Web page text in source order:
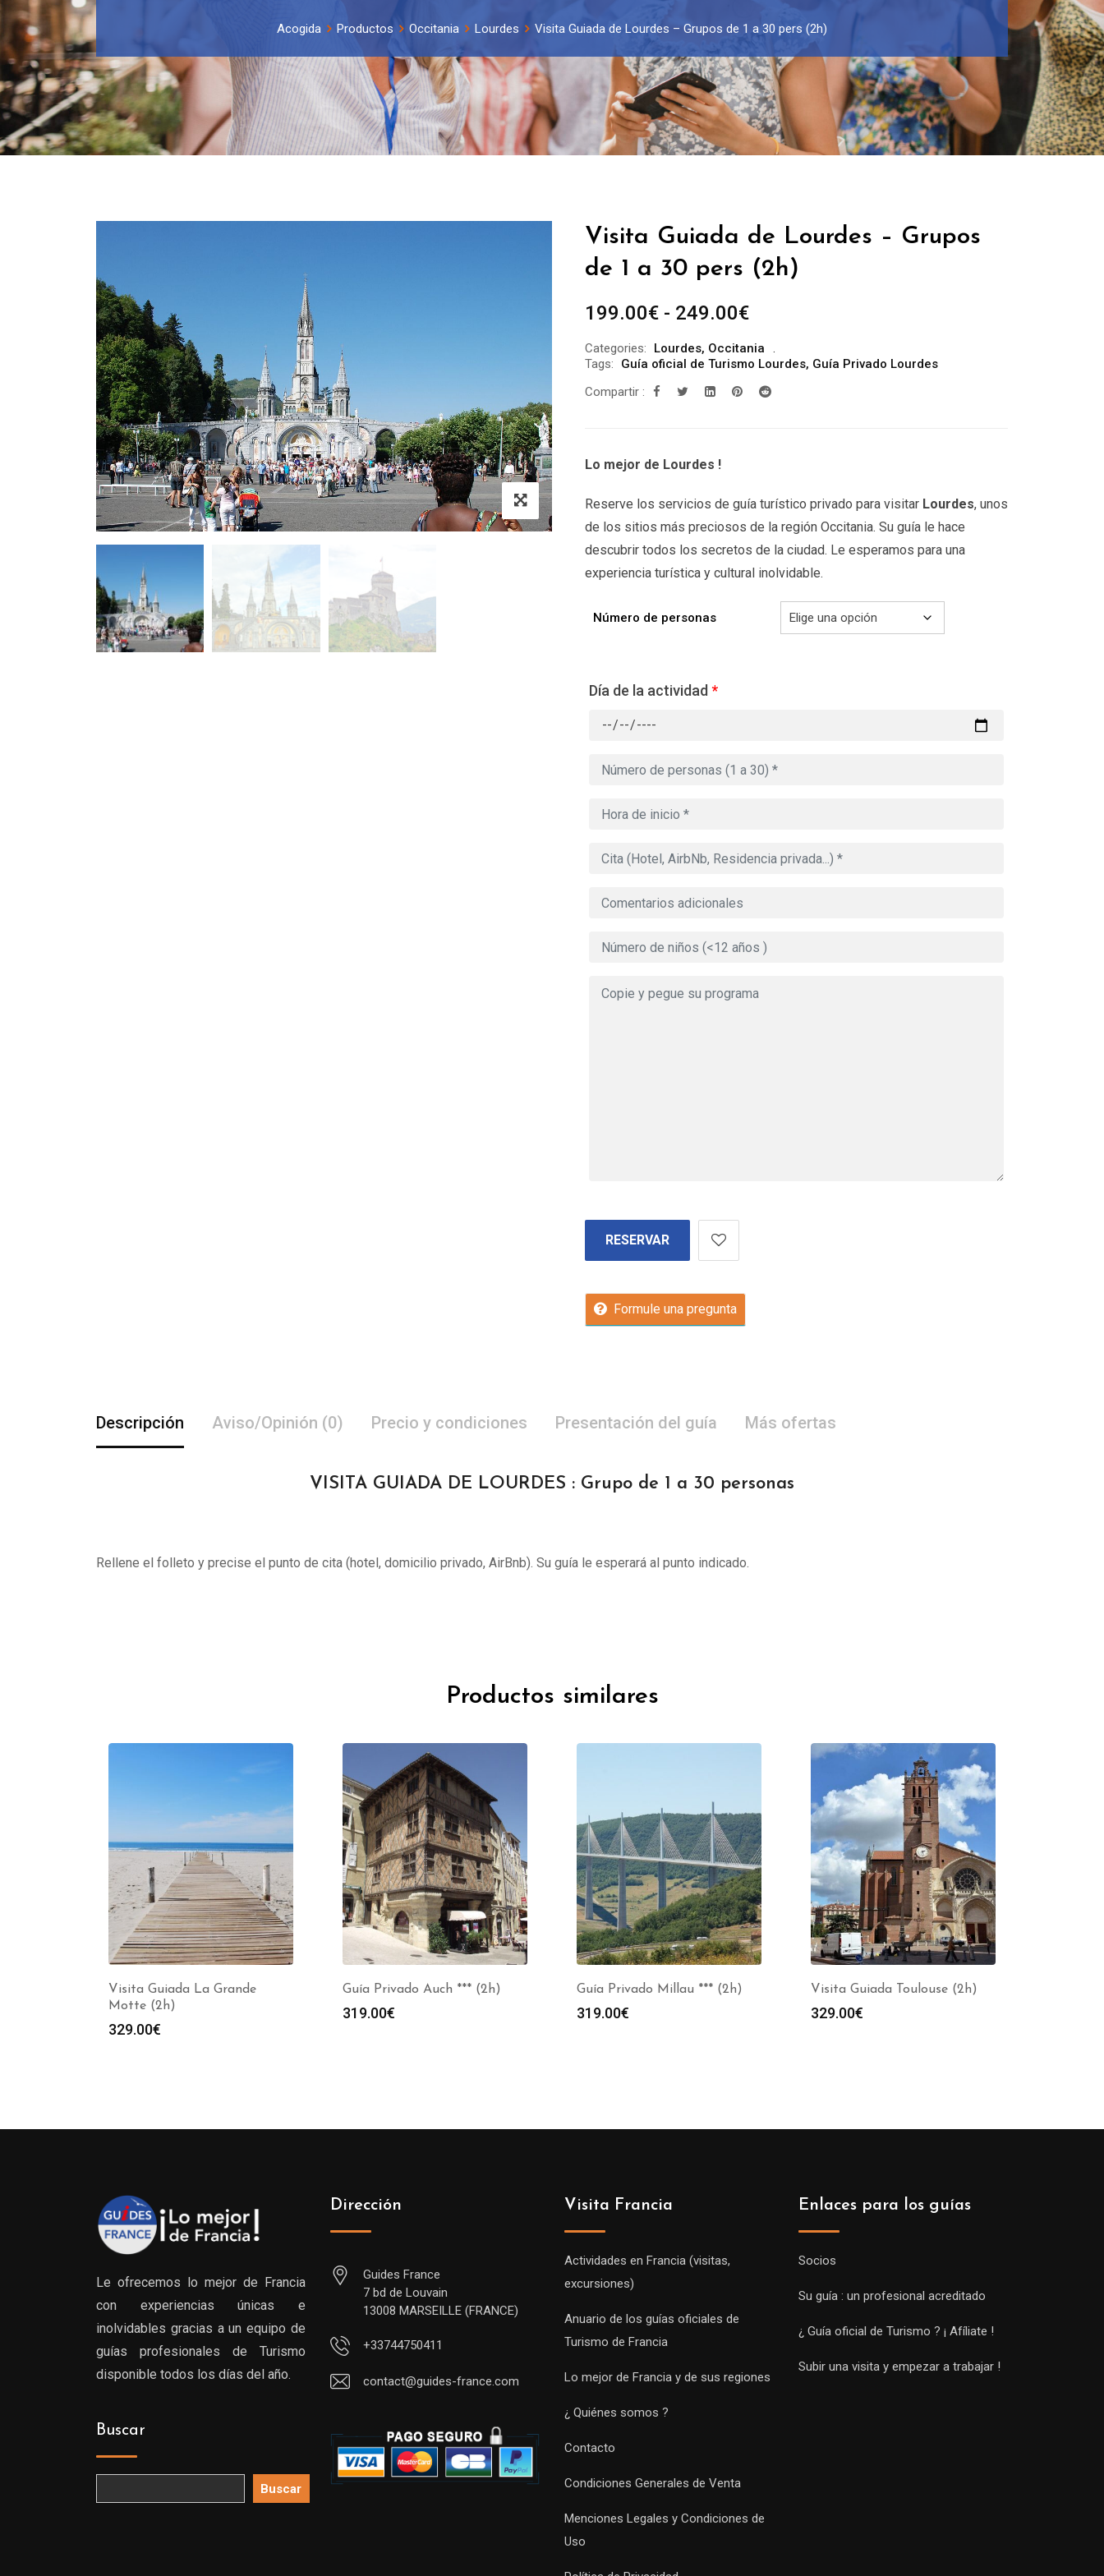
Acogida Productos Occitania Lourdes Visita Guiada de Lourdes – Grupos de 1 a 30 pers (2h)
Visita Guiada de Lourdes – Grupos
de 1 a 30 pers (2h)
199.00€ - 249.00€Rango
precios:
desde
199.00€
Categories: Lourdes, Occitania
Tags:
Guía oficial de Turismo Lourdes, Guía Privado Lourdes
Compartir :
Lo mejor de Lourdes !
Reserve los servicios de guía turístico privado para visitar Lourdes, unos
de los sitios más preciosos de la región Occitania. Su guía le hace
descubrir todos los secretos de la ciudad. Le esperamos para una
experiencia turística y cultural inolvidable.
Número de personas
Día de la actividad *
RESERVAR
Formule una pregunta
Descripción Aviso/Opinión (0) Precio y condiciones Presentación del guía Más ofertas
VISITA GUIADA DE LOURDES : Grupo de 1 a 30 personas
Rellene el folleto y precise el punto de cita (hotel, domicilio privado, AirBnb). Su guía le esperará al punto indicado.
Productos similares
Visita Guiada La Grande
Motte (2h)
329.00€
Guía Privado Auch *** (2h)
319.00€
Guía Privado Millau *** (2h)
319.00€
Visita Guiada Toulouse (2h)
329.00€
Le ofrecemos lo mejor de Francia
con experiencias únicas e
inolvidables gracias a un equipo de
guías profesionales de Turismo
disponible todos los días del año.
Buscar
Buscar
Dirección
Guides France
7 bd de Louvain
13008 MARSEILLE (FRANCE)
+33744750411
contact@guides-france.com
Visita Francia
Actividades en Francia (visitas,
excursiones)
Anuario de los guías oficiales de
Turismo de Francia
Lo mejor de Francia y de sus regiones
¿ Quiénes somos ?
Contacto
Condiciones Generales de Venta
Menciones Legales y Condiciones de
Uso
Enlaces para los guías
Socios
Su guía : un profesional acreditado
¿ Guía oficial de Turismo ? ¡ Afíliate !
Subir una visita y empezar a trabajar !